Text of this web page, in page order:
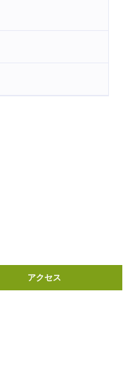
アクセス
アクセス